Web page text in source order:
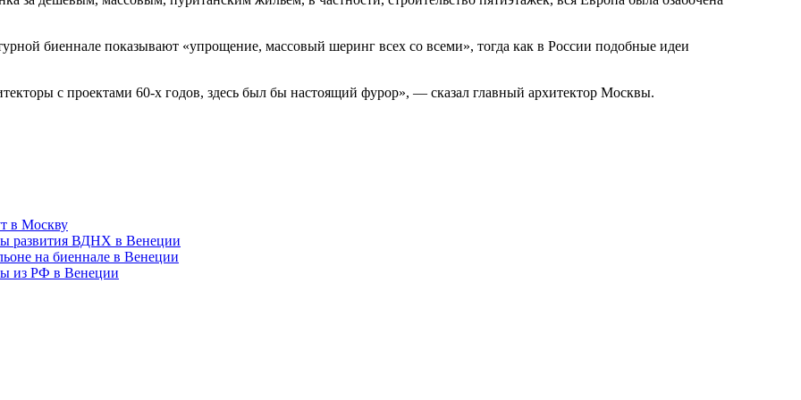
биеннале показывают «упрощение, массовый шеринг всех со всеми», тогда как в России подобные идеи
с проектами 60-х годов, здесь был бы настоящий фурор», — сказал главный архитектор Москвы.
в Москву
развития ВДНХ в Венеции
на биеннале в Венеции
из РФ в Венеции